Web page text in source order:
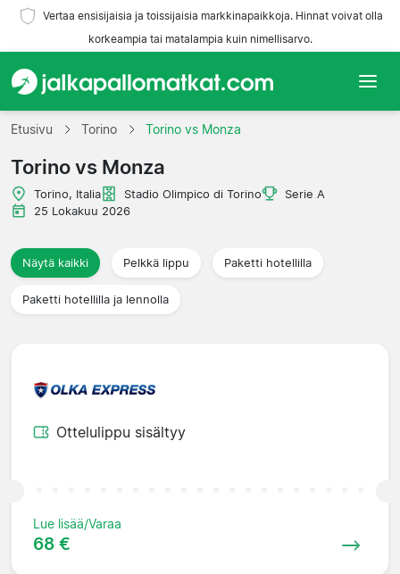
Vertaa ensisijaisia ja toissijaisia markkinapaikkoja. Hinnat voivat olla
korkeampia tai matalampia kuin nimellisarvo.
Etusivu
Joukkueet
Liigat
Matkatoimistoja
Etusivu Torino Torino vs Monza
Torino vs Monza
Torino, Italia Stadio Olimpico di Torino
Serie A
25 Lokakuu 2026
Näytä kaikki Pelkkä lippu Paketti hotellilla
Paketti hotellilla ja lennolla
Ottelulippu sisältyy
Lue lisää/Varaa
68 €